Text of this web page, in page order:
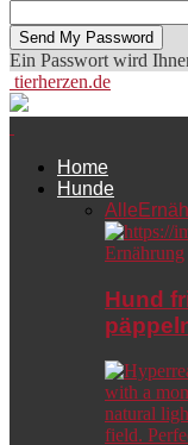
Ein Passwort wird
tierherzen.de
Home
Hunde
Alle
Ernährung
Hund